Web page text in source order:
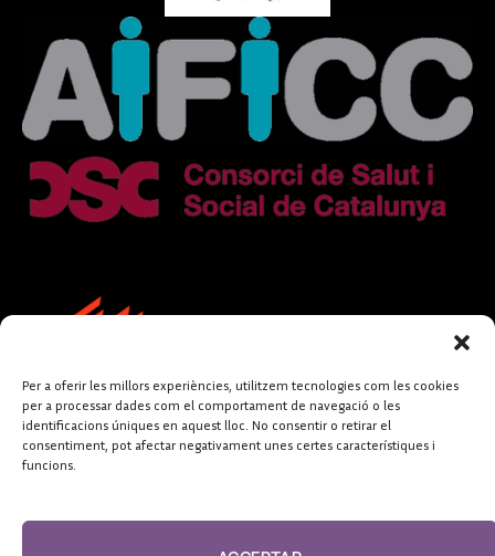
Per a oferir les millors experiències, utilitzem tecnologies com les cookies
per a processar dades com el comportament de navegació o les
identificacions úniques en aquest lloc. No consentir o retirar el
consentiment, pot afectar negativament unes certes característiques i
funcions.
FUNDACIÓ